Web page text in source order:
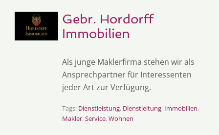
Gebr. Hordorff
Immobilien
Als junge Maklerfirma stehen wir als
Ansprechpartner für Interessenten
jeder Art zur Verfügung.
Tags: Dienstleistung, Dienstleitung, Immobilien,
Makler,Service,Wohnen